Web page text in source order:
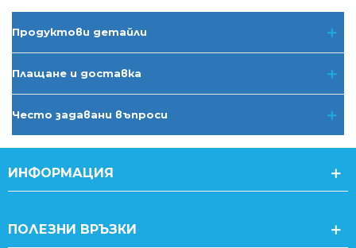
Продуктови детайли
Плащане и доставка
Често задавани въпроси
ИНФОРМАЦИЯ
ПОЛЕЗНИ ВРЪЗКИ